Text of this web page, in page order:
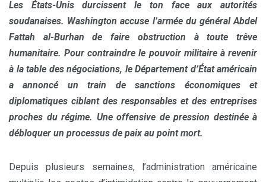
Les États-Unis durcissent le ton face aux autorités
soudanaises. Washington accuse l’armée du général Abdel
Fattah al-Burhan de faire obstruction à toute trêve
humanitaire. Pour contraindre le pouvoir militaire à revenir
à la table des négociations, le Département d’État américain
a annoncé un train de sanctions économiques et
diplomatiques ciblant des responsables et des entreprises
proches du régime. Une offensive de pression destinée à
débloquer un processus de paix au point mort.
Depuis plusieurs semaines, l’administration américaine